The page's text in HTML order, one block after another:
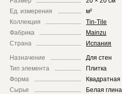
Ед. измерения
м²
Коллекция
Tin-Tile
Фабрика
Mainzu
Страна
Испания
Назначение
Для стен
Тип элемента
Плитка
Форма
Квадратная
Сырье
Белая глина